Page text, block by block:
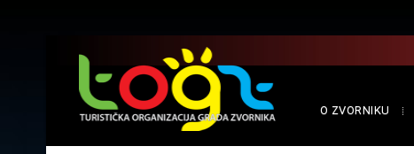
O ZVORNIKU